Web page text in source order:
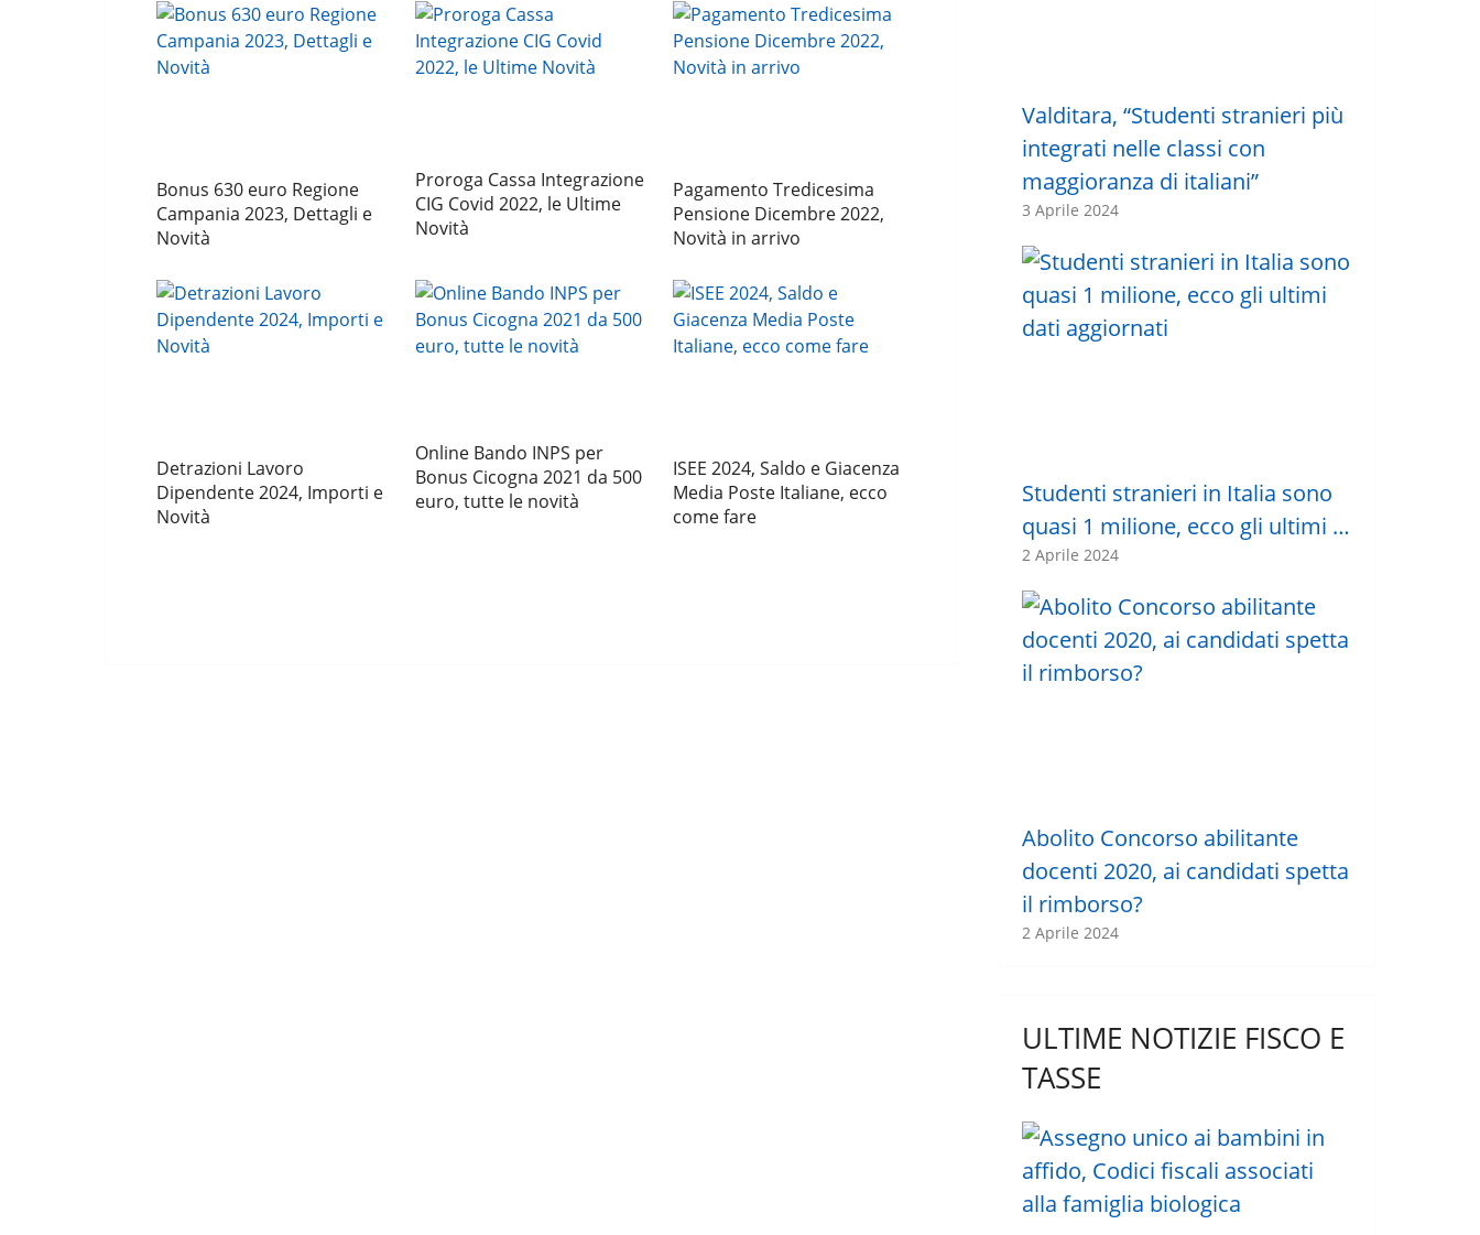
Bonus 630 euro Regione
Campania 2023, Dettagli e
Novità
Proroga Cassa Integrazione
CIG Covid 2022, le Ultime
Novità
Pagamento Tredicesima
Pensione Dicembre 2022,
Novità in arrivo
Detrazioni Lavoro
Dipendente 2024, Importi e
Novità
Online Bando INPS per
Bonus Cicogna 2021 da 500
euro, tutte le novità
ISEE 2024, Saldo e Giacenza
Media Poste Italiane, ecco
come fare
Valditara, “Studenti stranieri più
integrati nelle classi con
maggioranza di italiani”
3 Aprile 2024
Studenti stranieri in Italia sono
quasi 1 milione, ecco gli ultimi …
2 Aprile 2024
Abolito Concorso abilitante
docenti 2020, ai candidati spetta
il rimborso?
2 Aprile 2024
ULTIME NOTIZIE FISCO E
TASSE